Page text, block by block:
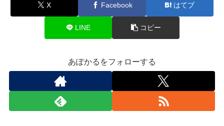
X Facebook はてブ
LINE コピー
あぽかるをフォローする